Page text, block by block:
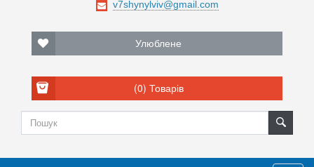
Улюблене
(0) Товарів